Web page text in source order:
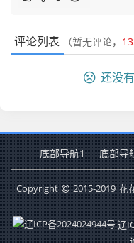
评论列表 （暂无评论，
还没
底部导航1 底部导
Copyright 2015-2019 花
辽